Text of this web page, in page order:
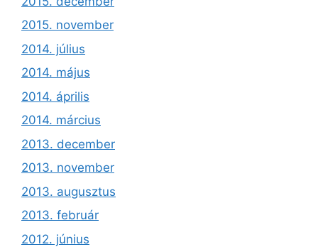
2015. november
2014. július
2014. május
2014. április
2014. március
2013. december
2013. november
2013. augusztus
2013. február
2012. június